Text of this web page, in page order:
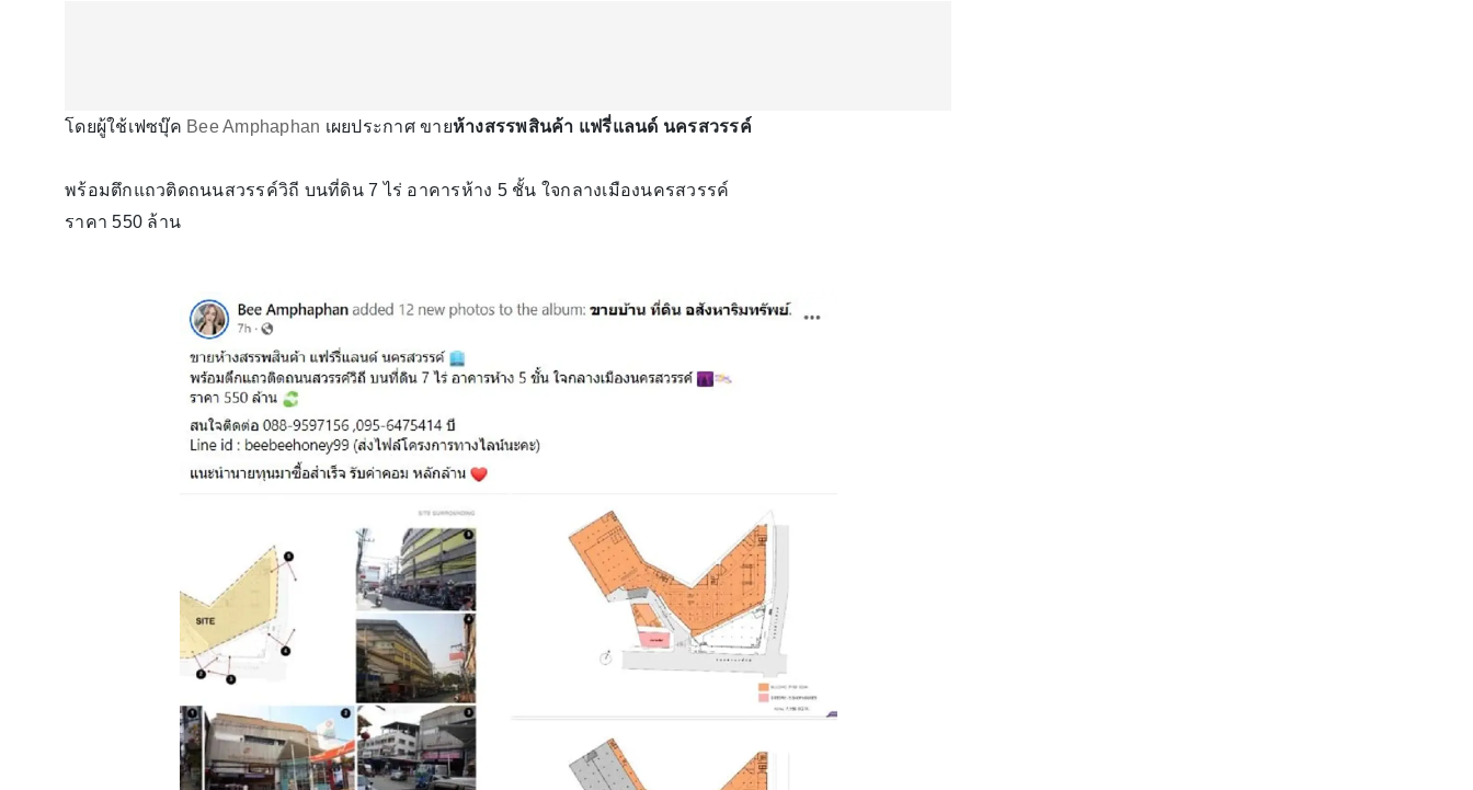
โดยผู้ใช้เฟซบุ๊ค Bee Amphaphan เผยประกาศ ขายห้างสรรพสินค้า แฟรี่แลนด์ นครสวรรค์
พร้อมตึกแถวติดถนนสวรรค์วิถี บนที่ดิน 7 ไร่ อาคารห้าง 5 ชั้น ใจกลางเมืองนครสวรรค์
ราคา 550 ล้าน